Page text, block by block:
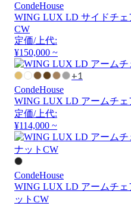
CondeHouse
WING LUX LD サイドチェ
CW
定価/上代:
¥150,000 ~
+1
CondeHouse
WING LUX LD アームチェ
定価/上代:
¥114,000 ~
CondeHouse
WING LUX LD アームチ
ットCW